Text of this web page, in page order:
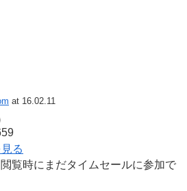
at 16.02.11
る
覧時にまだタイムセールに参加で